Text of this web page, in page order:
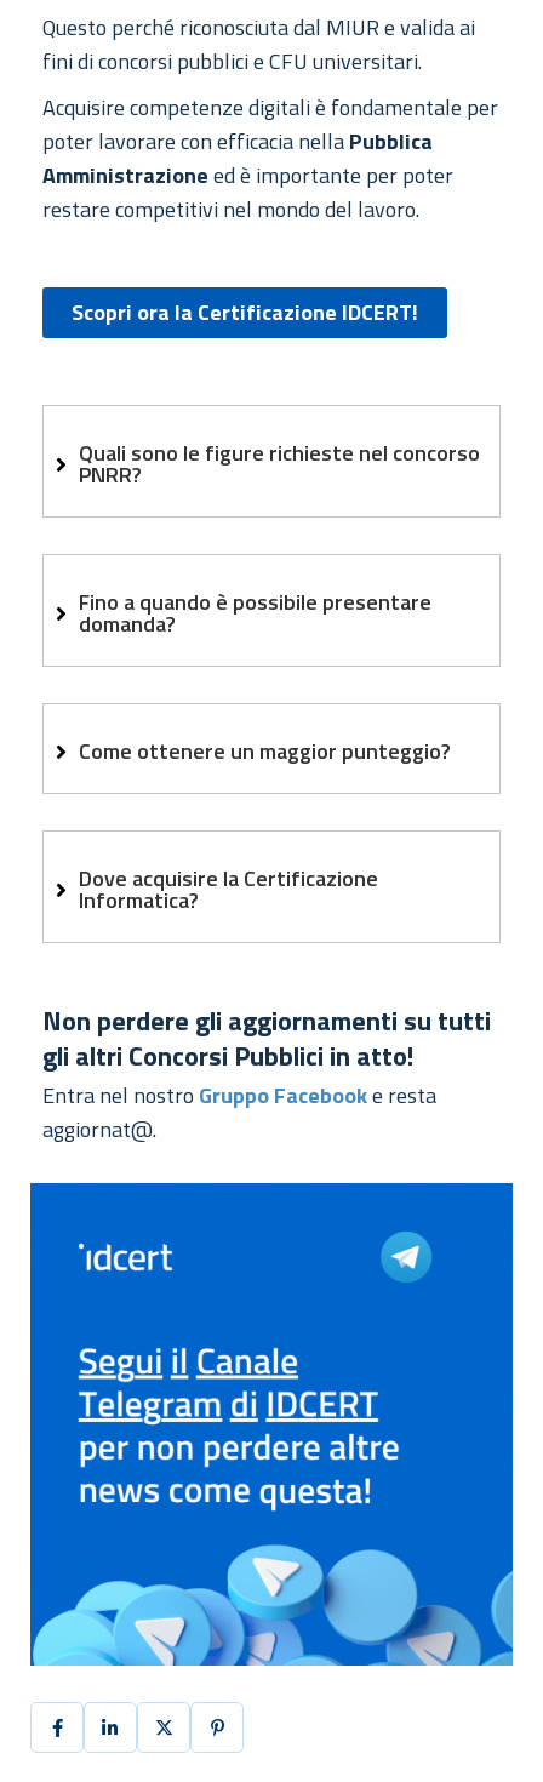
Questo perché riconosciuta dal MIUR e valida ai
fini di concorsi pubblici e CFU universitari.
Acquisire competenze digitali è fondamentale per
poter lavorare con efficacia nellaPubblica
Amministrazioneed è importante per poter
restare competitivi nel mondo del lavoro.
Scopri ora la Certificazione IDCERT!
Quali sono le figure richieste nel concorso
PNRR?
Fino a quando è possibile presentare
domanda?
Come ottenere un maggior punteggio?
Dove acquisire la Certificazione
Informatica?
Non perdere gli aggiornamenti su tutti
gli altri Concorsi Pubblici in atto!
Entra nel nostro Gruppo Facebooke resta
aggiornat@.